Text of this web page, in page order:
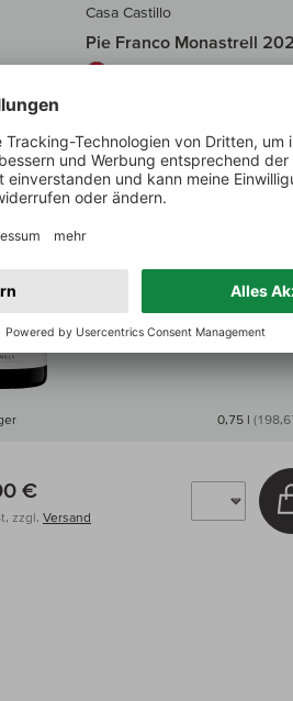
Casa Castillo
Pie Franco Monastrell
voluminös & kräftig
tanninreich
pikant & würzig
0,75 l
€
zzgl. Versand